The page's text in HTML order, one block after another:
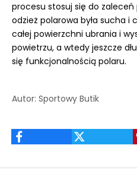
procesu stosuj się do
odzież polarowa była sucha i
całej powierzchni ubrania i
powietrzu, a wtedy jeszcze
się funkcjonalnością polaru.
Autor: Sportowy Butik